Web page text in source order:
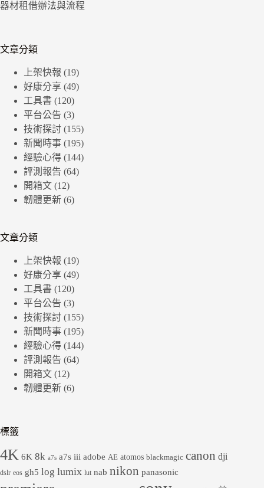
器材租借辦法與流程
文章分類
上架快報 (19)
好康分享 (49)
工具書 (120)
平台公告 (3)
技術探討 (155)
新聞時事 (195)
經驗心得 (144)
評測報告 (64)
開箱文 (12)
韌體更新 (6)
文章分類
上架快報 (19)
好康分享 (49)
工具書 (120)
平台公告 (3)
技術探討 (155)
新聞時事 (195)
經驗心得 (144)
評測報告 (64)
開箱文 (12)
韌體更新 (6)
標籤
4K 6K 8k a7s a7s iii adobe AE atomos blackmagic canon dji
dslr eos gh5 log lumix lut nab nikon panasonic